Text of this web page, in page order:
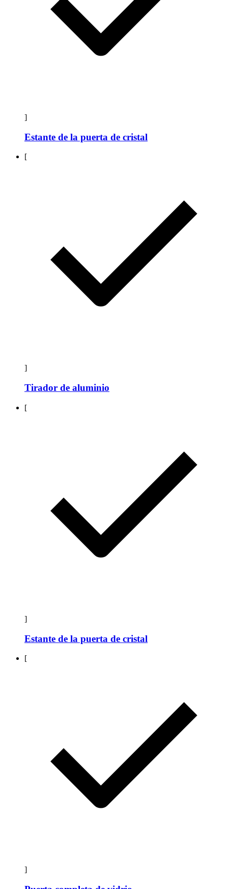
]
Estante de la puerta de cristal
[
]
Tirador de aluminio
[
]
Estante de la puerta de cristal
[
]